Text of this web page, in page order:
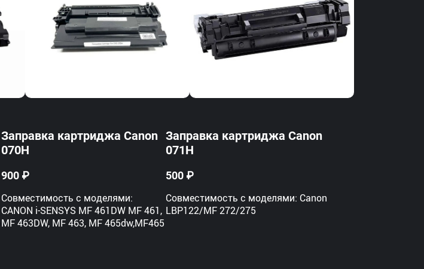
Заправка картриджа Canon
070H
900 ₽
Совместимость с моделями:
CANON i-SENSYS MF 461DW MF 461,
MF 463DW, MF 463, MF 465dw,MF465
Заправка картриджа Canon
071H
500 ₽
Совместимость с моделями: Canon
LBP122/MF 272/275